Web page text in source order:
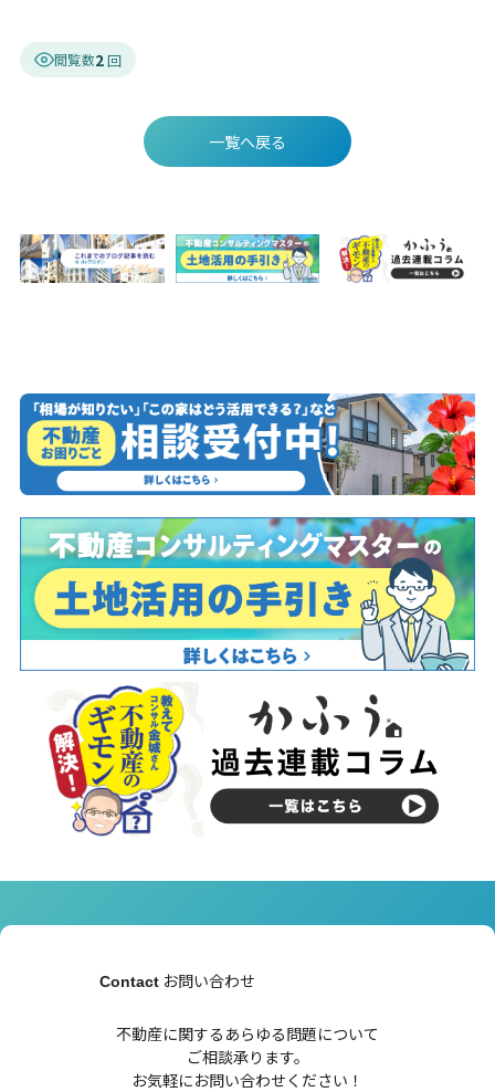
閲覧数2
一覧へ戻る
Contact お問い合わせ
不動産に関するあらゆる問題について
ご相談承ります。
お気軽にお問い合わせください！